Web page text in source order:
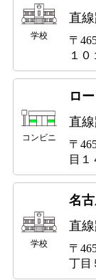
学校
直
〒
１０
コンビニ
ロ
直
〒
目１
学校
名
直
〒
丁目